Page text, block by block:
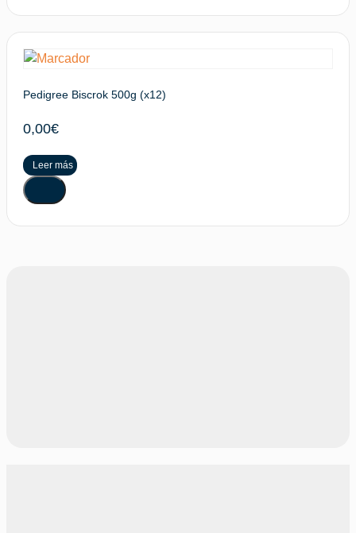
Pedigree Biscrok 500g (x12)
0,00€
Leer más